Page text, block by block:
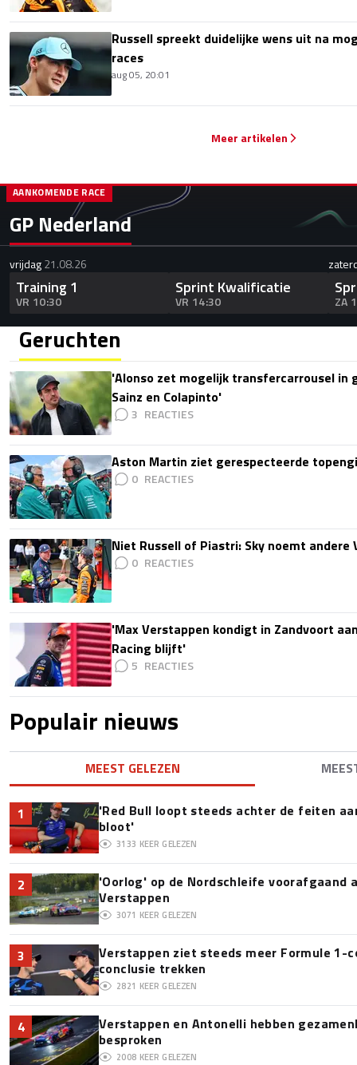
Russell spreekt duidelijke wens uit na
races
aug 05, 20:01
Meer artikelen
GP Nederland
AANKOMENDE RACE
vrijdag21.08.26
Training 1
VR 10:30
Sprint Kwalificatie
VR 14:30 ZA
Geruchten
'Alonso zet mogelijk transfercarrousel in
Sainz en Colapinto'
3
Aston Martin ziet gerespecteerde
0
Niet Russell of Piastri: Sky noemt
0
'Max Verstappen kondigt in Zandvoort
Racing blijft'
5
Populair nieuws
MEEST GELEZEN
1
'Red Bull loopt steeds achter de feiten
bloot'
3133 KEER GELEZEN
2
'Oorlog' op de Nordschleife voorafgaand
Verstappen
3071 KEER GELEZEN
3
Verstappen ziet steeds meer Formule 1-
conclusie trekken
2821 KEER GELEZEN
4
Verstappen en Antonelli hebben
besproken
2008 KEER GELEZEN